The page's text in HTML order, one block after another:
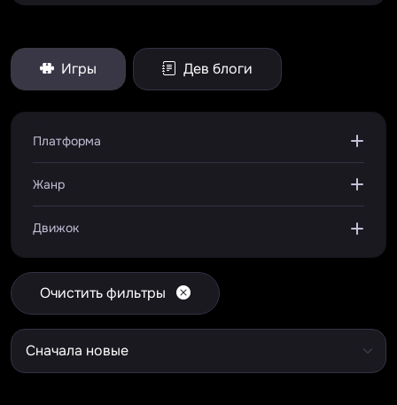
Игры Дев блоги
Платформа
Жанр
Движок
Очистить фильтры